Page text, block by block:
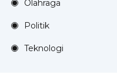
Olahraga
Politik
Teknologi